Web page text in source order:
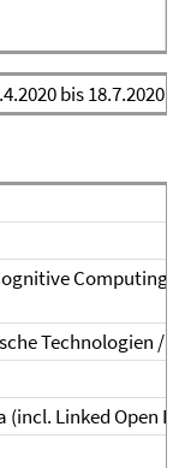
bis 18.7.2020
Computing
Technologien /
(incl. Linked Open